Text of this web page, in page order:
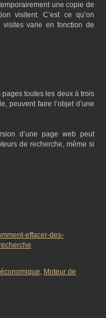
une copie de
visitent. C’est ce qu’on
varie en fonction de
pages toutes les deux à trois
peuvent faire l’objet d’une
d’une page web peut
de recherche, même si
effacer-des-
, Moteur de